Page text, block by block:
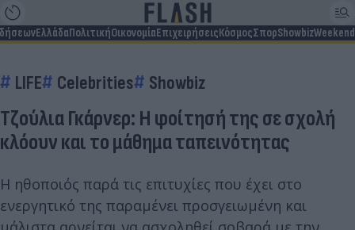
ΕλλάδαΠολιτικήΟικονομίαΕπιχειρήσειςΚόσμοςΣπορShowbizWeekend
LIFE Celebrities Showbiz
Τζούλια Γκάρνερ: Η φοίτησή της σε σχολή
κλόουν και το μάθημα ταπεινότητας
Η ηθοποιός παρά τις επιτυχίες που έχει στο
ενεργητικό της παραμένει προσγειωμένη και